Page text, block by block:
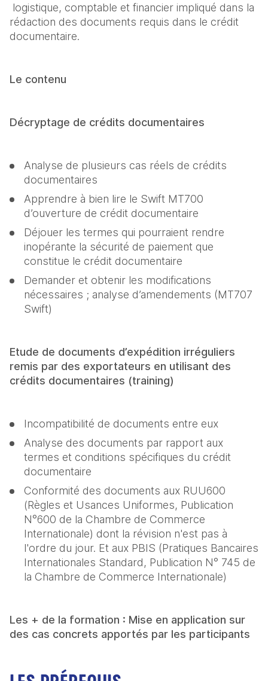
logistique, comptable et financier impliqué dans la
rédaction des documents requis dans le crédit
documentaire.
Le contenu
Décryptage de crédits documentaires
Analyse de plusieurs cas réels de crédits
documentaires
Apprendre à bien lire le Swift MT700
d’ouverture de crédit documentaire
Déjouer les termes qui pourraient rendre
inopérante la sécurité de paiement que
constitue le crédit documentaire
Demander et obtenir les modifications
nécessaires ; analyse d’amendements (MT707
Swift)
Etude de documents d’expédition irréguliers
remis par des exportateurs en utilisant des
crédits documentaires (training)
Incompatibilité de documents entre eux
Analyse des documents par rapport aux
termes et conditions spécifiques du crédit
documentaire
Conformité des documents aux RUU600
(Règles et Usances Uniformes, Publication
N°600 de la Chambre de Commerce
Internationale) dont la révision n'est pas à
l'ordre du jour. Et aux PBIS (Pratiques Bancaires
Internationales Standard, Publication N° 745 de
la Chambre de Commerce Internationale)
Les + de la formation : Mise en application sur
des cas concrets apportés par les participants